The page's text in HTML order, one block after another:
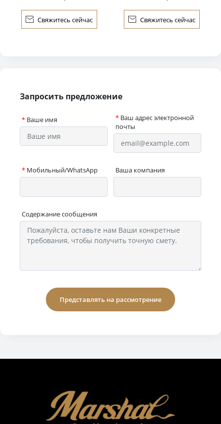
 Свяжитесь сейчас  Свяжитесь сейчас
Запросить предложение
* Ваше имя * Ваш адрес электронной
почты
* Мобильный/WhatsApp Ваша компания
Содержание сообщения
Представлять на рассмотрение